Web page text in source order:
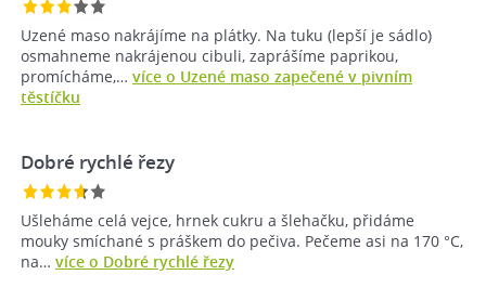
Uzené maso nakrájíme na plátky. Na tuku (lepší je sádlo)
osmahneme nakrájenou cibuli, zaprášíme paprikou,
promícháme,… více o Uzené maso zapečené v pivním
těstíčku
Dobré rychlé řezy
Ušleháme celá vejce, hrnek cukru a šlehačku, přidáme
mouky smíchané s práškem do pečiva. Pečeme asi na 170 °C,
na… více o Dobré rychlé řezy